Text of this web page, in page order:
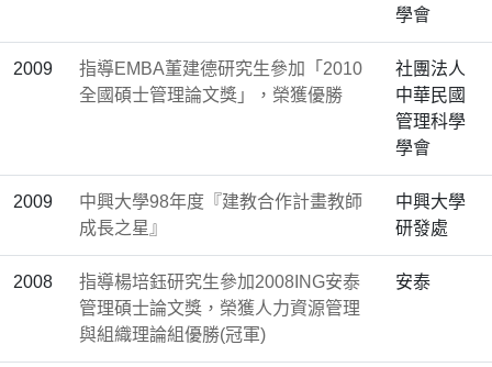
學會
2009
指導EMBA董建德研究生參加「2010
全國碩士管理論文獎」，榮獲優勝
社團法人
中華民國
管理科學
學會
2009
中興大學98年度『建教合作計畫教師
成長之星』
中興大學
研發處
2008
指導楊培鈺研究生參加2008ING安泰
管理碩士論文獎，榮獲人力資源管理
與組織理論組優勝(冠軍)
安泰